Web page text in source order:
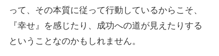
って、その本質に従って行動しているからこそ、
『幸せ』を感じたり、成功への道が見えたりする
ということなのかもしれません。